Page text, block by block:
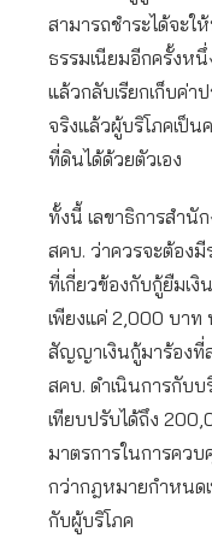
สามารถชำระได้จะใ
ธรรมเนียมอีกครั้งห
แล้วกลับเรียกเก็บค่า
จริงแล้วผู้บริโภคเป็
ที่ดินได้ด้วยตัวเอง
ทั้งนี้ เลขาธิการสำนั
สคบ. ว่าควรจะต้อง
ที่เกี่ยวข้องกับกู้ยืมเ
เพียงแค่ 2,000 บาท
สัญญาเงินกู้มาร้องที่
สคบ. ดำเนินการกับบ
เทียบปรับได้ถึง
มาตรการในการคว
กว่ากฎหมายกำหนด
กับผู้บริโภค